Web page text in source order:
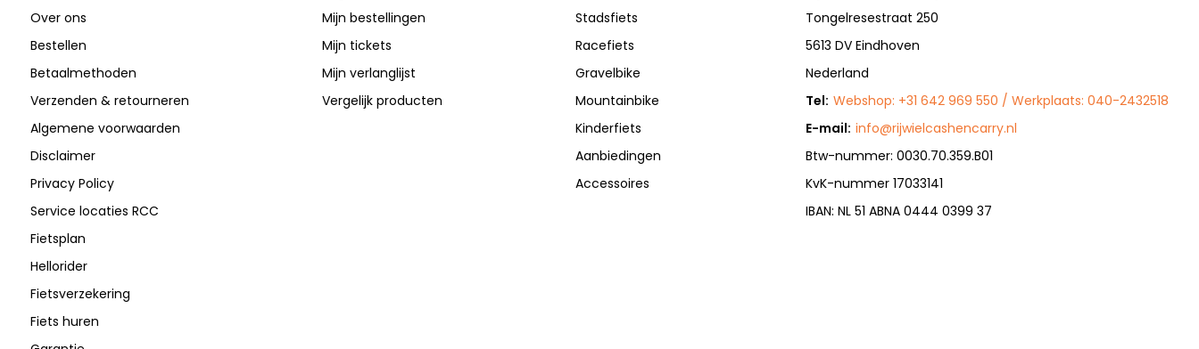
Over ons
Bestellen
Betaalmethoden
Verzenden & retourneren
Algemene voorwaarden
Disclaimer
Privacy Policy
Service locaties RCC
Fietsplan
Hellorider
Fietsverzekering
Fiets huren
Mijn bestellingen
Mijn tickets
Mijn verlanglijst
Vergelijk producten
Stadsfiets
Racefiets
Gravelbike
Mountainbike
Kinderfiets
Aanbiedingen
Accessoires
Tongelresestraat 250
5613 DV Eindhoven
Nederland
Tel: Webshop: +31 642 969 550 / Werkplaats: 040-2432518
E-mail: info@rijwielcashencarry.nl
Btw-nummer: 0030.70.359.B01
KvK-nummer 17033141
IBAN: NL 51 ABNA 0444 0399 37